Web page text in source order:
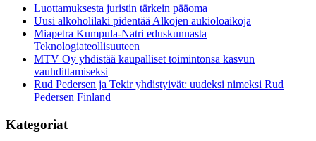
Luottamuksesta juristin tärkein pääoma
Uusi alkoholilaki pidentää Alkojen aukioloaikoja
Miapetra Kumpula-Natri eduskunnasta
Teknologiateollisuuteen
MTV Oy yhdistää kaupalliset toimintonsa kasvun
vauhdittamiseksi
Rud Pedersen ja Tekir yhdistyivät: uudeksi nimeksi Rud
Pedersen Finland
Kategoriat